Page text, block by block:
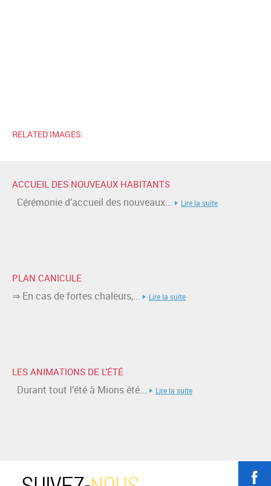
RELATED IMAGES:
ACCUEIL DES NOUVEAUX HABITANTS
Cérémonie d’accueil des nouveaux... Lire la suite
PLAN CANICULE
⇒ En cas de fortes chaleurs,... Lire la suite
LES ANIMATIONS DE L’ÉTÉ
Durant tout l’été à Mions été... Lire la suite